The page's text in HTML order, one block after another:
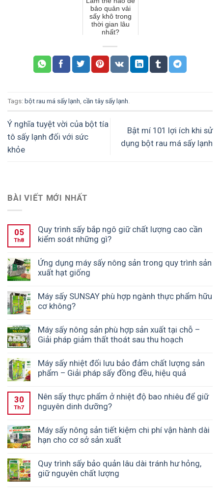
BÀI VIẾT MỚI NHẤT
05
Th8
Quy trình sấy bắp ngô giữ chất lượng cao cần
kiểm soát những gì?
Ứng dụng máy sấy nông sản trong quy trình sản
xuất hạt giống
Máy sấy SUNSAY phù hợp ngành thực phẩm hữu
cơ không?
Máy sấy nông sản phù hợp sản xuất tại chỗ –
Giải pháp giảm thất thoát sau thu hoạch
Máy sấy nhiệt đối lưu bảo đảm chất lượng sản
phẩm – Giải pháp sấy đồng đều, hiệu quả
30
Th7
Nên sấy thực phẩm ở nhiệt độ bao nhiêu để giữ
nguyên dinh dưỡng?
Máy sấy nông sản tiết kiệm chi phí vận hành dài
hạn cho cơ sở sản xuất
Quy trình sấy bảo quản lâu dài tránh hư hỏng,
giữ nguyên chất lượng
bảo quản vải
sấy khô trong
thời gian lâu
nhất?
Tags: bột rau má sấy lạnh cần tây sấy lạnh
Ý nghĩa tuyệt vời của bột tía
tô sấy lạnh đối với sức
khỏe
Bật mí 101 lợi ích khi sử
dụng bột rau má sấy lạnh